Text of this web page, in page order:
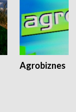
Agrobiznes